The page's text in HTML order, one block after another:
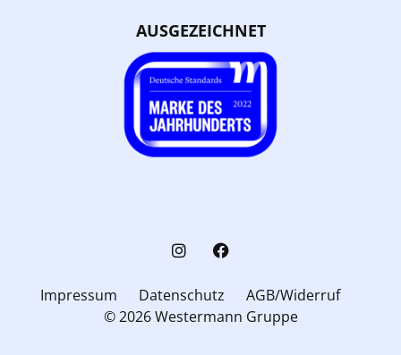
AUSGEZEICHNET
Impressum Datenschutz
AGB/Widerruf
© 2026 Westermann Gruppe